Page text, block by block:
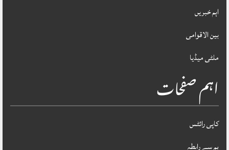
اہم خبریں
بین الاقوامی
ملٹی میڈیا
اہم صفحات
کاپی رائٹس
ہم سے رابطہ